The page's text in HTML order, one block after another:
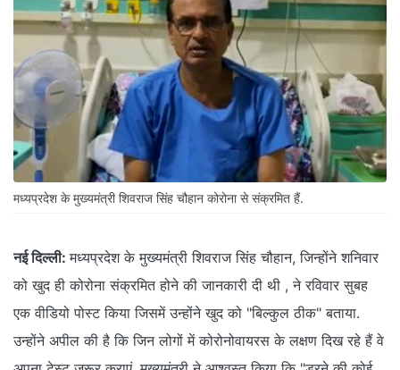
मध्यप्रदेश के मुख्यमंत्री शिवराज सिंह चौहान कोरोना से संक्रमित हैं.
नई दिल्ली: मध्यप्रदेश के मुख्यमंत्री शिवराज सिंह चौहान, जिन्होंने शनिवार
को खुद ही कोरोना संक्रमित होने की जानकारी दी थी , ने रविवार सुबह
एक वीडियो पोस्ट किया जिसमें उन्होंने खुद को "बिल्कुल ठीक" बताया.
उन्होंने अपील की है कि जिन लोगों में कोरोनोवायरस के लक्षण दिख रहे हैं वे